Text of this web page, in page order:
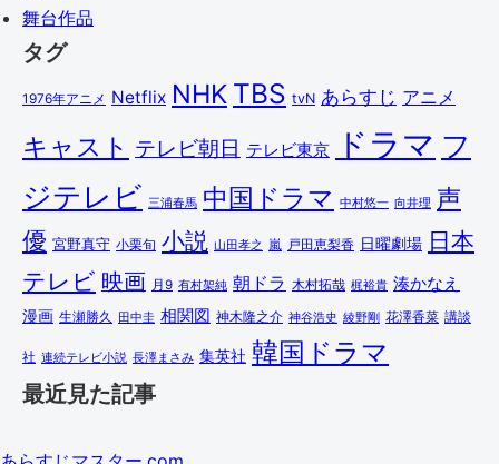
舞台作品
タグ
1976年アニメ Netflix NHK TBS tvN あらすじ アニメ
キャスト テレビ朝日 テレビ東京 ドラマ フ
ジテレビ 三浦春馬 中国ドラマ 中村悠一 向井理 声
優 宮野真守 小栗旬 小説 山田孝之 嵐 戸田恵梨香 日曜劇場 日本
テレビ 映画 月9 有村架純 朝ドラ 木村拓哉 梶裕貴 湊かなえ
漫画 生瀬勝久 田中圭 相関図 神木隆之介 神谷浩史 綾野剛 花澤香菜 講談
社 連続テレビ小説 長澤まさみ 集英社 韓国ドラマ
最近見た記事